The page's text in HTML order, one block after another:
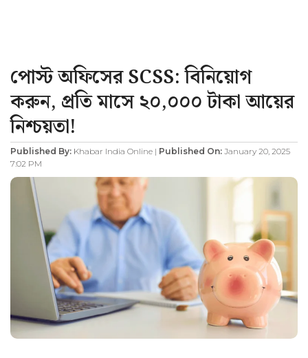
পোস্ট অফিসের SCSS: বিনিয়োগ
করুন, প্রতি মাসে ২০,০০০ টাকা আয়ের
নিশ্চয়তা!
Published By: Khabar India Online | Published On: January 20, 2025
7:02 PM